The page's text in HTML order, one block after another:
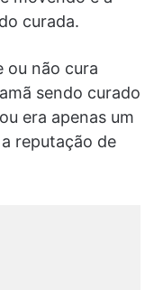
curada.
ou não cura
sendo curado
era apenas um
reputação de